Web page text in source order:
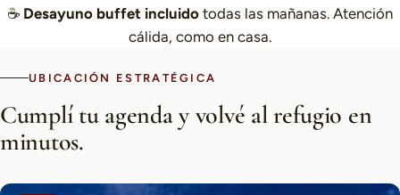
☕ Desayuno buffet incluido todas las mañanas. Atención
cálida, como en casa.
UBICACIÓN ESTRATÉGICA
Cumplí tu agenda y volvé al refugio en
minutos.